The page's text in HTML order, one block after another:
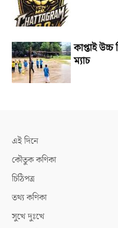
কাপ্তাই উচ্চ
ম্যাচ
এই দিনে
কৌতুক কণিকা
চিঠিপত্র
তথ্য কণিকা
সুখে দুঃখে